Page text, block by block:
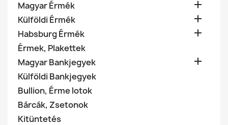
Magyar Érmék

Külföldi Érmék 
Habsburg Érmék 
Érmek, Plakettek
Magyar Bankjegyek

Külföldi Bankjegyek
Bullion, Érme lotok
Bárcák, Zsetonok
Kitüntetés